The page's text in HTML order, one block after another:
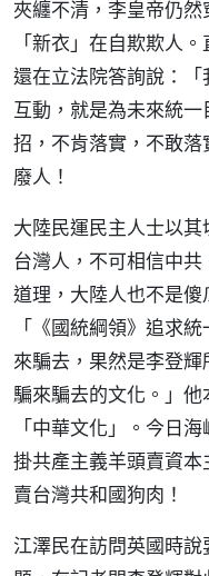
夾纏不清，李皇帝仍
「新衣」在自欺欺人
還在立法院答詢說：
互動，就是為未來統
招，不肯落實，不敢
廢人！
大陸民運民主人士以
台灣人，不可相信中
道理，大陸人也不是
「《國統綱領》追求
來騙去，果然是李登
騙來騙去的文化。」
「中華文化」。今日
掛共產主義羊頭賣資
賣台灣共和國狗肉！
江澤民在訪問英國時